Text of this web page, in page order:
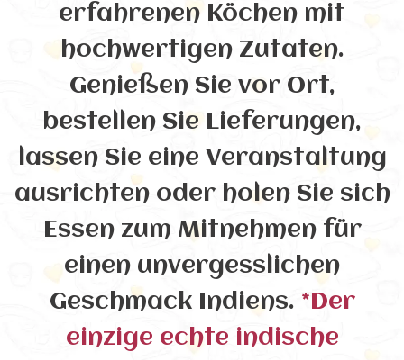
erfahrenen Köchen mit
hochwertigen Zutaten.
Genießen Sie vor Ort,
bestellen Sie Lieferungen,
lassen Sie eine Veranstaltung
ausrichten oder holen Sie sich
Essen zum Mitnehmen für
einen unvergesslichen
Geschmack Indiens. *Der
einzige echte indische